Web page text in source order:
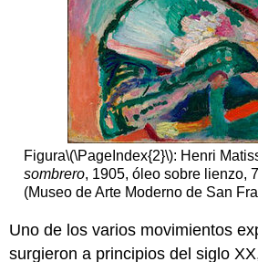
Figura\(\PageIndex{2}\): Henri
sombrero, 1905, óleo sobre lienzo,
(Museo de Arte Moderno de San
Uno de los varios movimientos
surgieron a principios del siglo